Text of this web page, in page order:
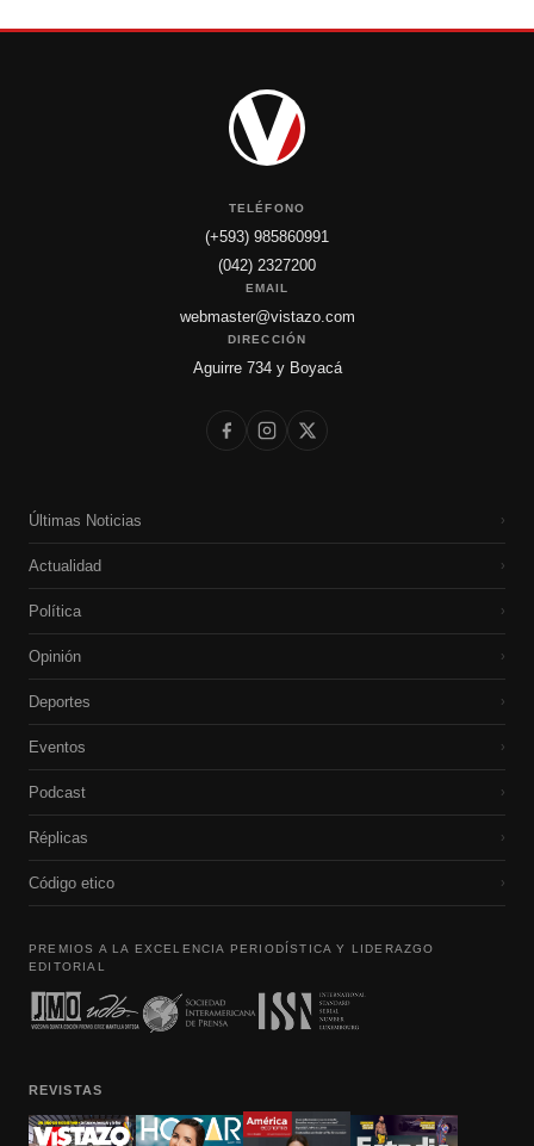
TELÉFONO
(+593) 985860991
(042) 2327200
EMAIL
webmaster@vistazo.com
DIRECCIÓN
Aguirre 734 y Boyacá
Últimas Noticias ›
Actualidad ›
Política ›
Opinión ›
Deportes ›
Eventos ›
Podcast ›
Réplicas ›
Código etico ›
PREMIOS A LA EXCELENCIA PERIODÍSTICA Y LIDERAZGO
EDITORIAL
REVISTAS